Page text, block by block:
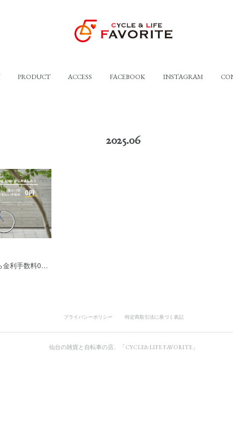
PRODUCT ACCESS FACEBOOK INSTAGRAM
2025.06
金利手数料0…
プライバシーポリシー 特定商取引法に基づく表記
仙台の雑貨と自転車の店、「CYCLE&LIFE FAVORITE」